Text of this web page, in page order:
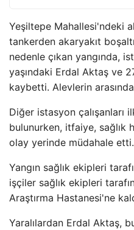
Yeşiltepe Mahallesi'ndeki
tankerden akaryakıt
nedenle çıkan yangında,
yaşındaki Erdal Aktaş ve
kaybetti. Alevlerin
Diğer istasyon çalışanları
bulunurken, itfaiye, sağlık
olay yerinde müdahale etti.
Yangın sağlık ekipleri
işçiler sağlık ekipleri
Araştırma Hastanesi'ne
Yaralılardan Erdal Aktaş,